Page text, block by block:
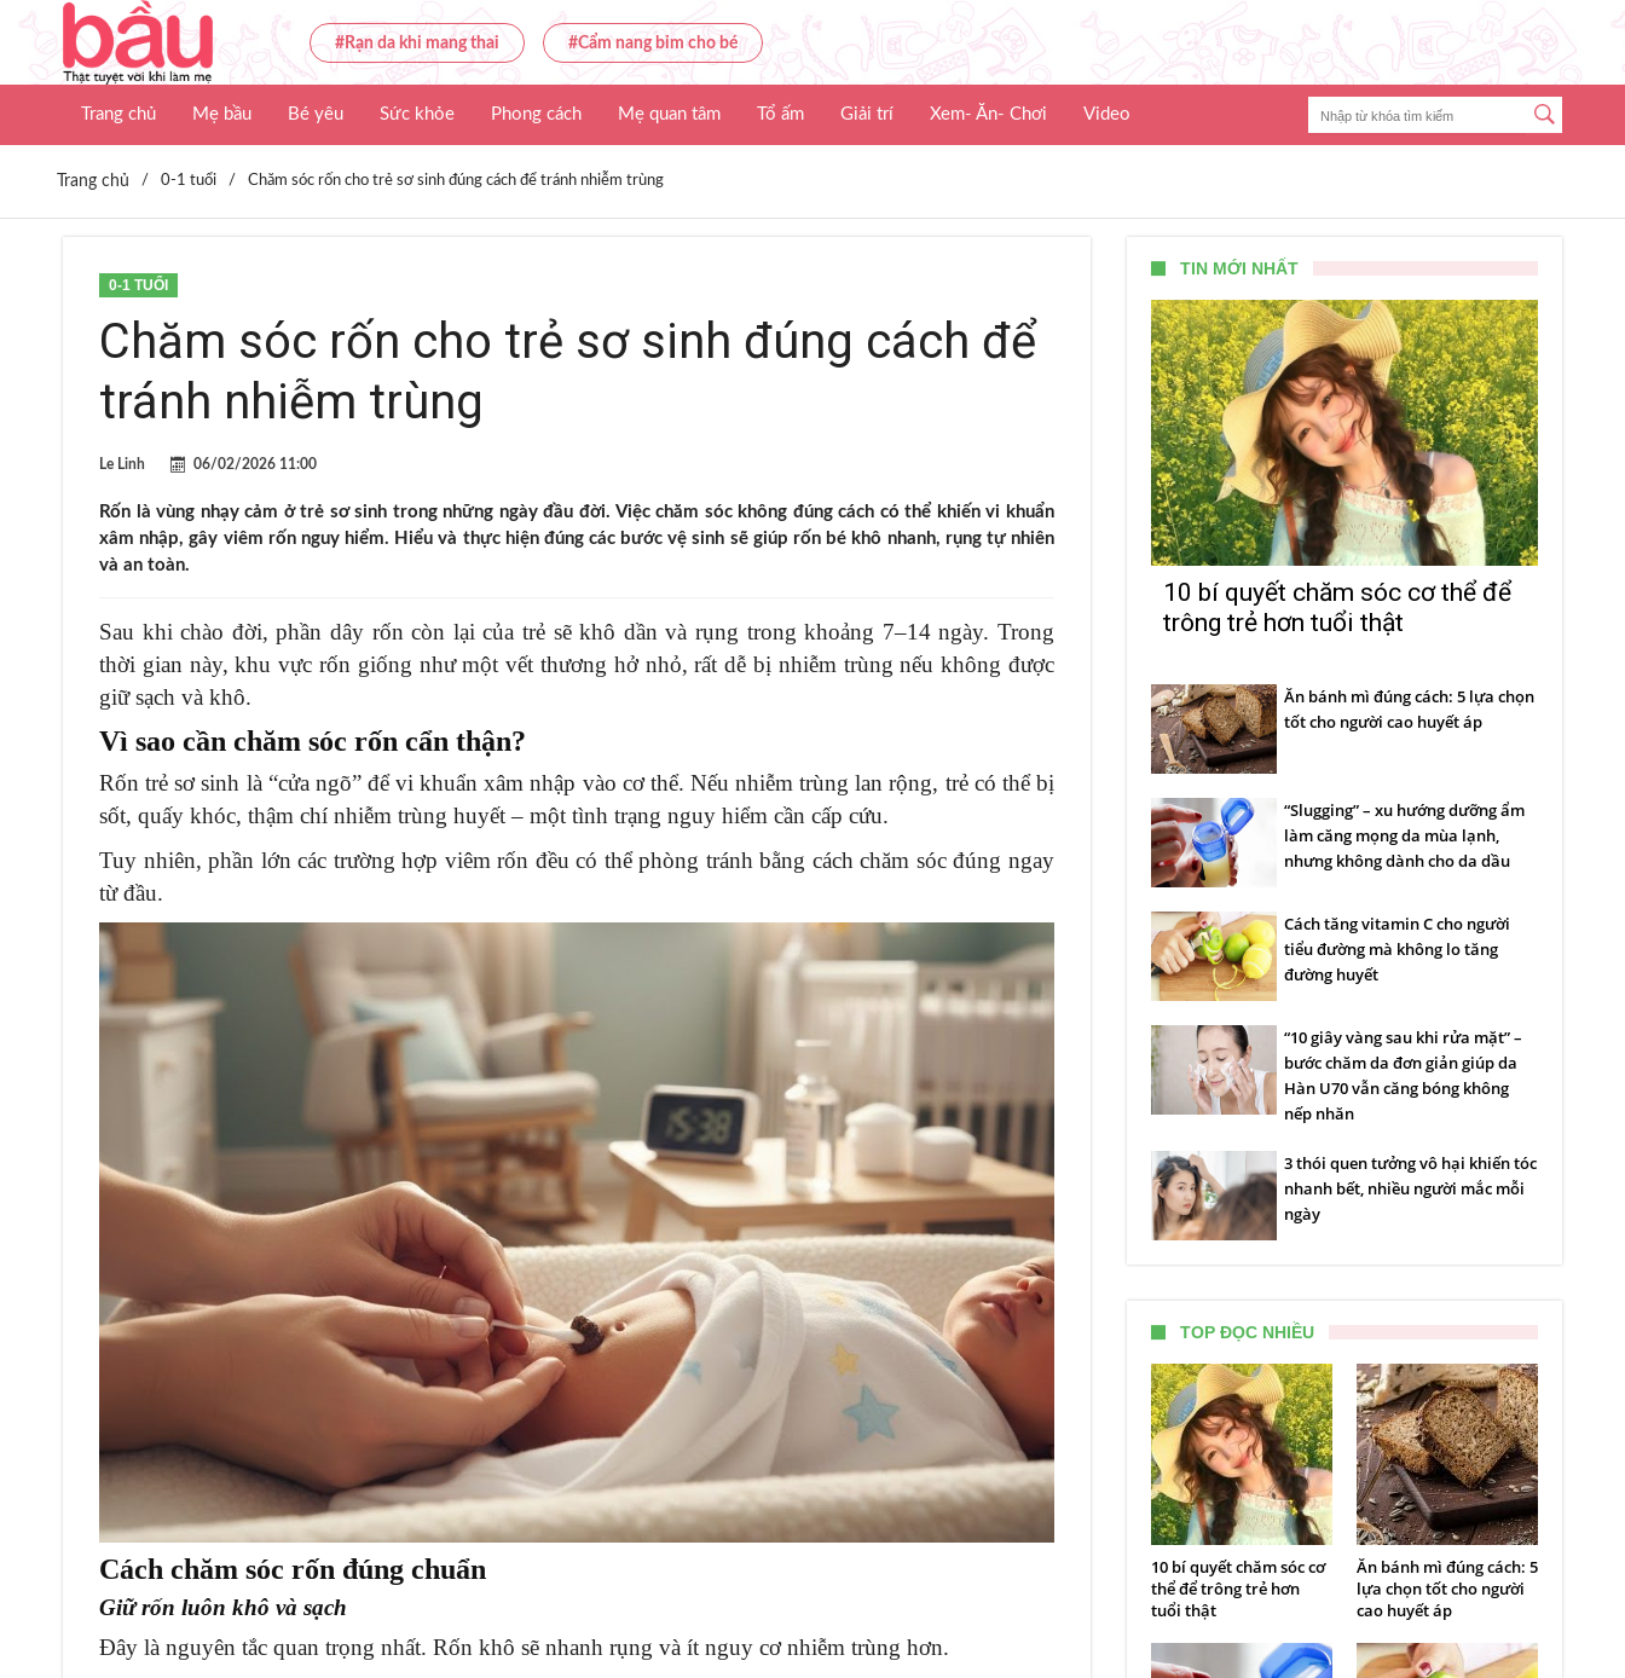
#Rạn da khi mang thai #Cẩm nang bỉm cho bé
Trang chủ Mẹ bầu Bé yêu Sức khỏe Phong cách Mẹ quan tâm Tổ ấm Giải trí Xem- Ăn- Chơi Video
Trang chủ / 0-1 tuổi / Chăm sóc rốn cho trẻ sơ sinh đúng cách để tránh nhiễm trùng
0-1 TUỔI
Chăm sóc rốn cho trẻ sơ sinh đúng cách để
tránh nhiễm trùng
Le Linh 06/02/2026 11:00
Rốn là vùng nhạy cảm ở trẻ sơ sinh trong những ngày đầu đời. Việc chăm sóc không đúng cách có thể khiến vi khuẩn
xâm nhập, gây viêm rốn nguy hiểm. Hiểu và thực hiện đúng các bước vệ sinh sẽ giúp rốn bé khô nhanh, rụng tự nhiên
và an toàn.
Sau khi chào đời, phần dây rốn còn lại của trẻ sẽ khô dần và rụng trong khoảng 7–14 ngày. Trong
thời gian này, khu vực rốn giống như một vết thương hở nhỏ, rất dễ bị nhiễm trùng nếu không được
giữ sạch và khô.
Vì sao cần chăm sóc rốn cẩn thận?
Rốn trẻ sơ sinh là “cửa ngõ” để vi khuẩn xâm nhập vào cơ thể. Nếu nhiễm trùng lan rộng, trẻ có thể bị
sốt, quấy khóc, thậm chí nhiễm trùng huyết – một tình trạng nguy hiểm cần cấp cứu.
Tuy nhiên, phần lớn các trường hợp viêm rốn đều có thể phòng tránh bằng cách chăm sóc đúng ngay
từ đầu.
Cách chăm sóc rốn đúng chuẩn
Giữ rốn luôn khô và sạch
Đây là nguyên tắc quan trọng nhất. Rốn khô sẽ nhanh rụng và ít nguy cơ nhiễm trùng hơn.
TIN MỚI NHẤT
10 bí quyết chăm sóc cơ thể để
trông trẻ hơn tuổi thật
Ăn bánh mì đúng cách: 5 lựa chọn
tốt cho người cao huyết áp
“Slugging” – xu hướng dưỡng ẩm
làm căng mọng da mùa lạnh,
nhưng không dành cho da dầu
Cách tăng vitamin C cho người
tiểu đường mà không lo tăng
đường huyết
“10 giây vàng sau khi rửa mặt” –
bước chăm da đơn giản giúp da
Hàn U70 vẫn căng bóng không
nếp nhăn
3 thói quen tưởng vô hại khiến tóc
nhanh bết, nhiều người mắc mỗi
ngày
TOP ĐỌC NHIỀU
10 bí quyết chăm sóc cơ
thể để trông trẻ hơn
tuổi thật
Ăn bánh mì đúng cách: 5
lựa chọn tốt cho người
cao huyết áp